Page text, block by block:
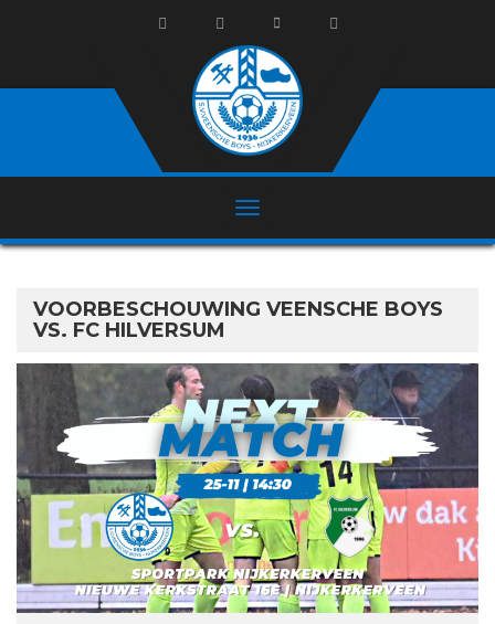
VOORBESCHOUWING VEENSCHE BOYS
VS. FC HILVERSUM